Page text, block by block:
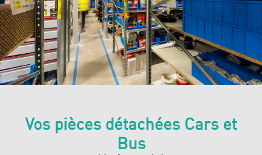
Vos pièces détachées Cars et
Bus